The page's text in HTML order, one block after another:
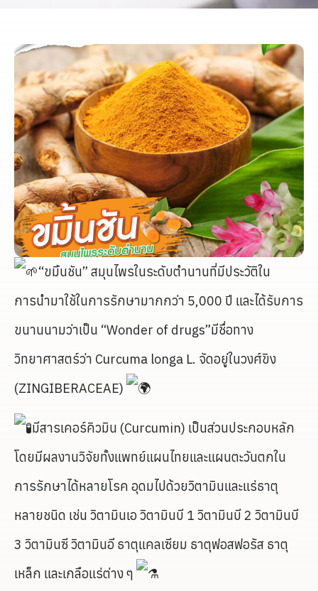
“ขมิ้นชัน” สมุนไพรในระดับตำนานที่มีประวัติใน
การนำมาใช้ในการรักษามากกว่า 5,000 ปี และได้รับการ
ขนานนามว่าเป็น “Wonder of drugs”มีชื่อทาง
วิทยาศาสตร์ว่า Curcuma longa L. จัดอยู่ในวงศ์ขิง
(ZINGIBERACEAE)
มีสารเคอร์คิวมิน (Curcumin) เป็นส่วนประกอบหลัก
โดยมีผลงานวิจัยทั้งแพทย์แผนไทยและแผนตะวันตกใน
การรักษาได้หลายโรค อุดมไปด้วยวิตามินและแร่ธาตุ
หลายชนิด เช่น วิตามินเอ วิตามินบี 1 วิตามินบี 2 วิตามินบี
3 วิตามินซี วิตามินอี ธาตุแคลเซียม ธาตุฟอสฟอรัส ธาตุ
เหล็ก และเกลือแร่ต่าง ๆ